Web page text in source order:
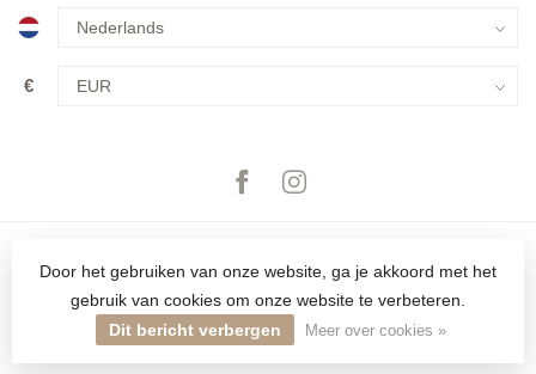
€
© Copyright 2026 The Closet
Door het gebruiken van onze website, ga je akkoord met het
gebruik van cookies om onze website te verbeteren.
Dit bericht verbergen
Meer over cookies »